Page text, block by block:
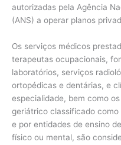
autorizadas pela Agência
(ANS) a operar planos
Os serviços médicos
terapeutas ocupacionais,
laboratórios, serviços
ortopédicas e dentárias, e
especialidade, bem como
geriátrico classificado como
e por entidades de ensino
físico ou mental, são